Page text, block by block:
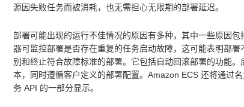
源因失败任务而被消耗，也无需担心无限期的部署延迟。
部署可能出现的运行不佳情况的原因有多种，其中一些原因
器可监控部署是否存在重复的任务启动故障，这可能表明部
别和终止符合故障标准的部署。它包括自动回滚部署的功能
本，同时遵循客户定义的部署配置。Amazon ECS 还将通过
务 API 的一部分显示。